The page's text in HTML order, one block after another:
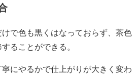
で色も黒くはなっておらず、茶色
ることができる。
にやるかで仕上がりが大きく変わ